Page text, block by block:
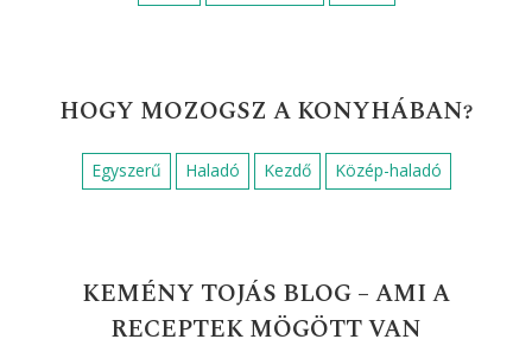
HOGY MOZOGSZ A KONYHÁBAN?
Egyszerű Haladó Kezdő Közép-haladó
KEMÉNY TOJÁS BLOG – AMI A
RECEPTEK MÖGÖTT VAN